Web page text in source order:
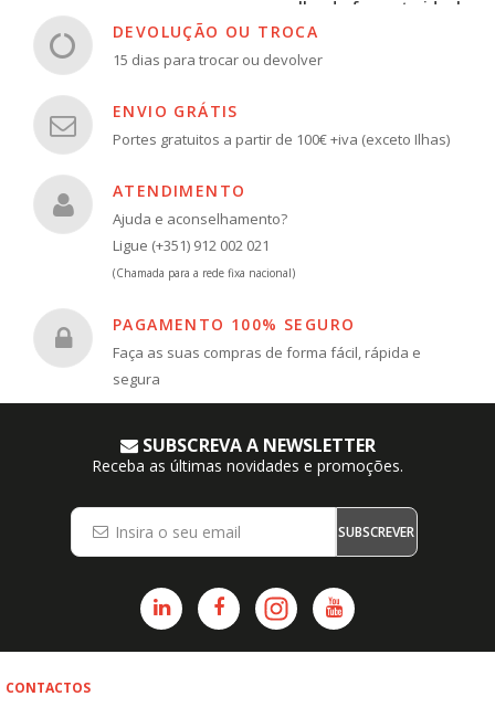
escolha do formato ideal
DEVOLUÇÃO OU TROCA
15 dias para trocar ou devolver
ENVIO GRÁTIS
Portes gratuitos a partir de 100€ +iva (exceto Ilhas)
ATENDIMENTO
Ajuda e aconselhamento?
Ligue (+351) 912 002 021
(Chamada para a rede fixa nacional)
PAGAMENTO 100% SEGURO
Faça as suas compras de forma fácil, rápida e
segura
SUBSCREVA A NEWSLETTER
Receba as últimas novidades e promoções.
SUBSCREVER
CONTACTOS